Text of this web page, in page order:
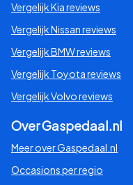
Vergelijk Kia reviews
Vergelijk Nissan reviews
Vergelijk BMW reviews
Vergelijk Toyota reviews
Vergelijk Volvo reviews
Over Gaspedaal.nl
Meer over Gaspedaal.nl
Occasions per regio